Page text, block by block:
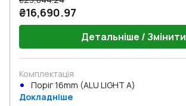
₴16,690.97
Детальніше / Змінити
Комплектація
Поріг 16mm (ALU LIGHT A)
Докладніше